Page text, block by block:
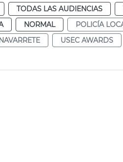
TODAS LAS AUDIENCIAS
NORMAL POLICÍA
USEC AWARDS